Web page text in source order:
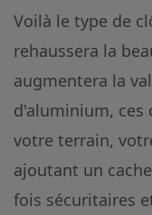
Voilà le type de
rehaussera la
augmentera la
d'aluminium,
votre terrain,
ajoutant un
fois sécuritaires